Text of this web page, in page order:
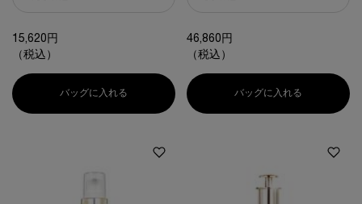
15,620円
（税込）
バッグに入れる プロディジー CELグロウ デューイ エッセンス ロー
46,860円
（税込）
バッグに入れる プロディジ